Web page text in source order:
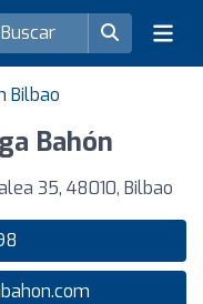
Bilbao
Bahón
35, 48010, Bilbao